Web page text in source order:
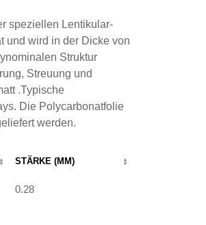
speziellen Lentikular-
und wird in der Dicke von
Struktur
Streuung und
.Typische
Die Polycarbonatfolie
werden.
STÄRKE (MM)
0.28